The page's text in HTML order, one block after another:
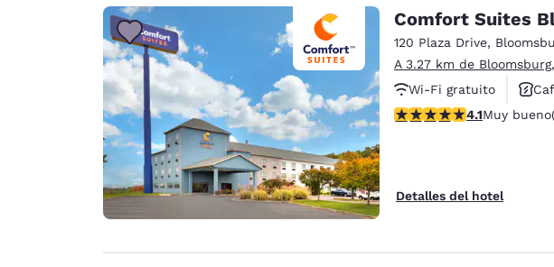
Europa
Deutschland
Deutsch
Spain
English
Ireland
English
Comfort Suites
120 Plaza Drive,
A 3.27 km de
Wi-Fi gratuito
Não fumante
calificación de 4.07
4.1Muy bueno
Detalles del hotel